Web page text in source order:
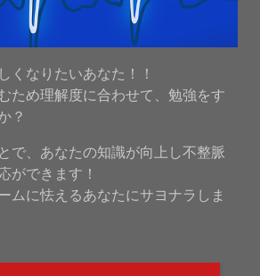
くなりたいあなた！！
ため理解度に合わせて、勉強をす
？
で、あなたの知識が向上し不整脈
ができます！
ムに怯えるあなたにサヨナラしま